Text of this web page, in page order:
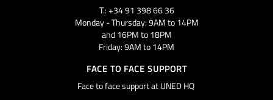
T.: +34 91 398 66 36
Monday - Thursday: 9AM to 14PM
and 16PM to 18PM
Friday: 9AM to 14PM
FACE TO FACE SUPPORT
Face to face support at UNED HQ